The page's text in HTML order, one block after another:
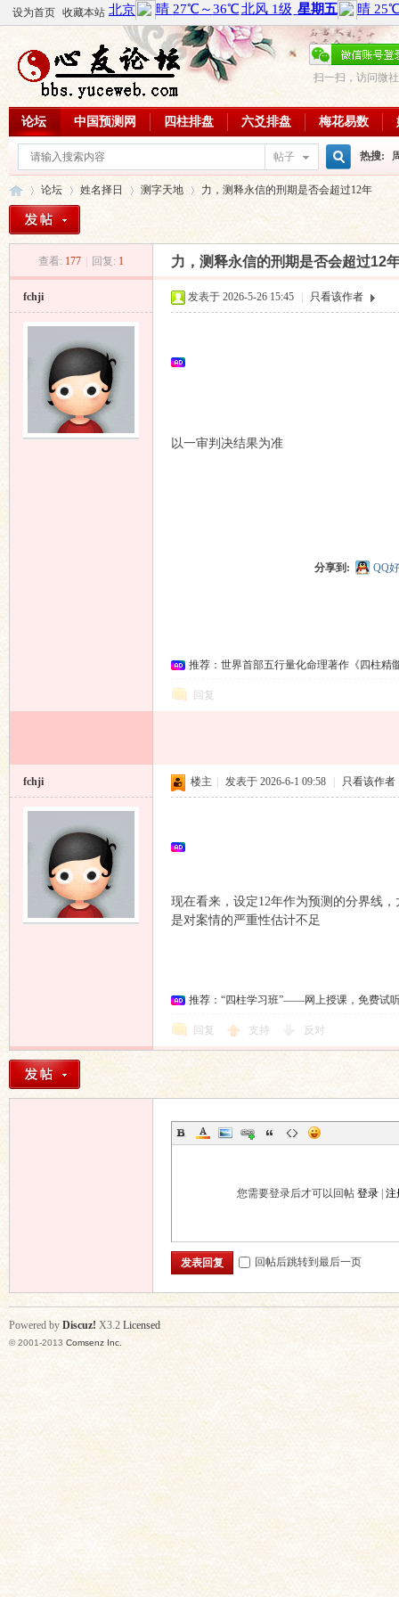
设为首页 收藏本站
扫一扫，访问微
论坛 中国预测网 四柱排盘 六爻排盘 梅花易数
帖子
搜
索
热搜:
周易教
每日一
坛
论坛 姓名择日 测字天地
›
力，测释永信的刑期是否会超过12年
查看: 177 回复: 1 力，测释永信的刑期是否会超过12
fchji 发表于 2026-5-26 15:45 只看该作者
以一审判决结果为准
分享到: QQ
推荐：世界首部五行量化命理著作《四柱精
回复
fchji 楼主 发表于 2026-6-1 09:58 只看该作者
现在看来，设定12年作为预测的分界线，
是对案情的严重性估计不足
推荐：“四柱学习班”——网上授课，免费试
回复 支持 反对
您需要登录后才可以回帖 登录 注
发表回复 回帖后跳转到最后一页
Powered by Discuz! X3.2 Licensed
© 2001-2013 Comsenz Inc.